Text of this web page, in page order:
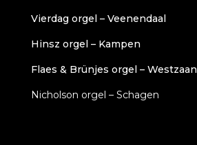
Vierdag orgel – Veenendaal
Hinsz orgel – Kampen
Flaes & Brünjes orgel – Westzaan
Nicholson orgel – Schagen